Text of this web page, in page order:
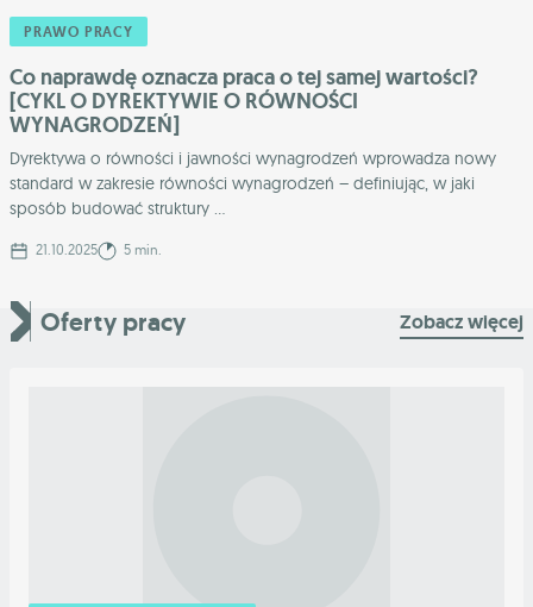
PRAWO PRACY
Co naprawdę oznacza praca o tej samej wartości?
[CYKL O DYREKTYWIE O RÓWNOŚCI
WYNAGRODZEŃ]
Dyrektywa o równości i jawności wynagrodzeń wprowadza nowy
standard w zakresie równości wynagrodzeń – definiując, w jaki
sposób budować struktury ...
21.10.2025 5 min.
Oferty pracy Zobacz więcej